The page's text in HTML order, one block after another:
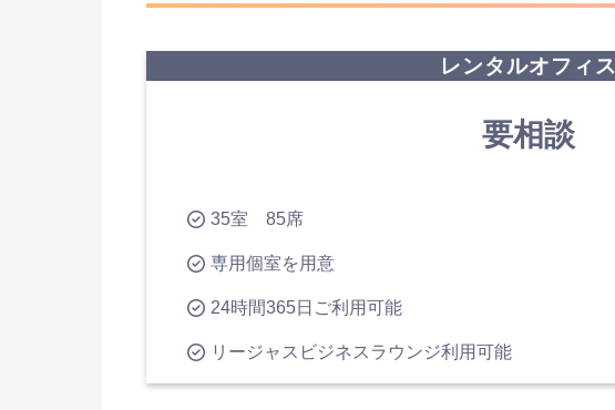
レンタルオフィス
要相談
35室 85席
専用個室を用意
24時間365日ご利用可能
リージャスビジネスラウンジ利用可能